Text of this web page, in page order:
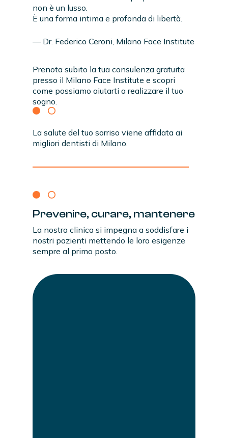
non è un lusso.
È una forma intima e profonda di libertà.
— Dr. Federico Ceroni, Milano Face Institute
Prenota subito la tua consulenza gratuita
presso il Milano Face Institute e scopri
come possiamo aiutarti a realizzare il tuo
sogno.
La salute del tuo sorriso viene affidata ai
migliori dentisti di Milano.
Prevenire, curare, mantenere
La nostra clinica si impegna a soddisfare i
nostri pazienti mettendo le loro esigenze
sempre al primo posto.